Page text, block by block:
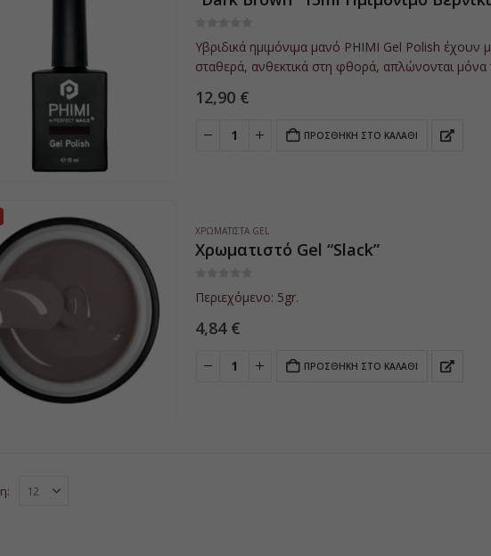
Υβριδικά ημιμόνιμα μανό PHIMI Gel Polish έχουν
σταθερά, ανθεκτικά στη φθορά, απλώνονται μόνα
12,90 €
ΠΡΟΣΘΉΚΗ ΣΤΟ ΚΑΛΆΘΙ
ΧΡΩΜΑΤΙΣΤΆ GEL
Χρωματιστό Gel “Slack”
Περιεχόμενο: 5gr.
4,84 €
ΠΡΟΣΘΉΚΗ ΣΤΟ ΚΑΛΆΘΙ